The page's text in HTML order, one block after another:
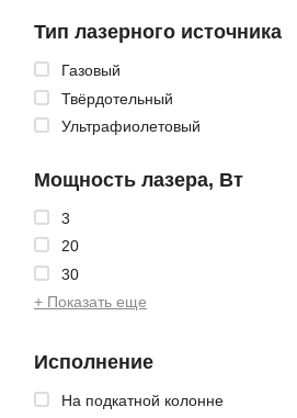
Тип лазерного источника
Газовый
Твёрдотельный
Ультрафиолетовый
Мощность лазера, Вт
3
20
30
+ Показать еще
Исполнение
На подкатной колонне